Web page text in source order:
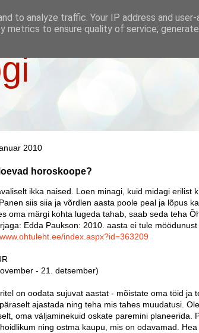
2010
horoskoope?
ikka naised. Loen minagi, kuid midagi erilist
siis siia ja võrdlen aasta poole peal ja lõpus
oma märgi kohta lugeda tahab, saab seda teha
Edda Paukson: 2010. aasta ei tule möödunust
index.aspx?id=363209
- 21. detsember)
on oodata sujuvat aastat - mõistate oma töid ja
ajastada ning teha mis tahes muudatusi.
oma väljaminekuid oskate paremini planeerida.
ning ostma kaupu, mis on odavamad.
to analyze traffic. Your IP address and
metrics to ensure quality of service,